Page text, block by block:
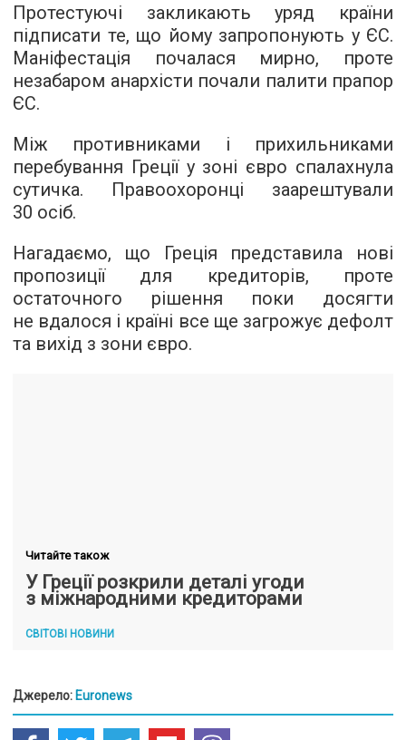
Протестуючі закликають уряд країни
підписати те, що йому запропонують у ЄС.
Маніфестація почалася мирно, проте
незабаром анархісти почали палити прапор
ЄС.
Між противниками і прихильниками
перебування Греції у зоні євро спалахнула
сутичка. Правоохоронці заарештували
30 осіб.
Нагадаємо, що Греція представила нові
пропозиції для кредиторів, проте
остаточного рішення поки досягти
не вдалося і країні все ще загрожує дефолт
та вихід з зони євро.
Читайте також
У Греції розкрили деталі угоди
з міжнародними кредиторами
СВІТОВІ НОВИНИ
Джерело: Euronews